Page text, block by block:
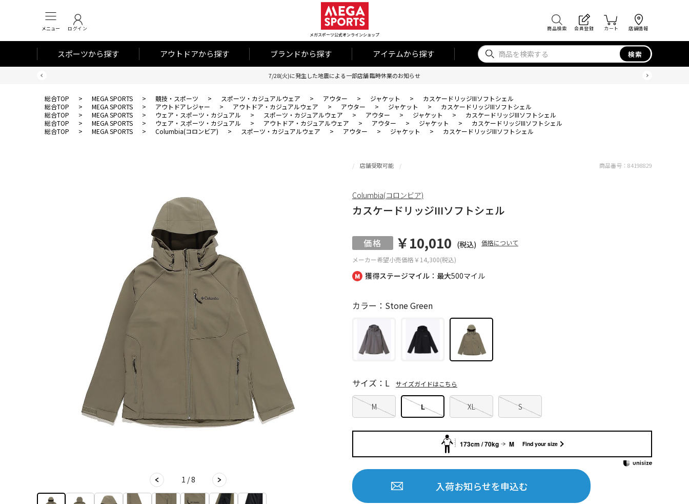
メニュー ログイン
メガスポーツ公式オンラインショップ
商品検索 会員登録 カート 店舗情報
スポーツから探す アウトドアから探す ブランドから探す アイテムから探す 検索
7/28(火)に発生した地震による一部店舗 臨時休業のお知らせ
総合TOP > MEGA SPORTS > 競技・スポーツ > スポーツ・カジュアルウェア > アウター > ジャケット >
カスケードリッジIIIソフトシェル
総合TOP
> MEGA SPORTS > アウトドアレジャー > アウトドア・カジュアルウェア > アウター > ジャケット >
カスケードリッジIIIソフトシェル
総合TOP
> MEGA SPORTS > ウェア・スポーツ・カジュアル > スポーツ・カジュアルウェア > アウター > ジャケット >
カスケードリッジIIIソフトシェル
総合TOP
> MEGA SPORTS > ウェア・スポーツ・カジュアル > アウトドア・カジュアルウェア > アウター > ジャケット >
カスケードリッジIIIソフトシェル
総合TOP
> MEGA SPORTS > Columbia(コロンビア) > スポーツ・カジュアルウェア > アウター > ジャケット > カスケードリッジIIIソフトシェル
1 / 8
獲得ステージマイル：最大500マイル
店舗受取可能
カスケードリッジIIIソフトシェル
メーカー希望小売価格￥14,300(税込)
￥10,010 (税込) 価格について
カラー：Stone Green
M L XL S
サイズ：L サイズガイドはこちら
入荷お知らせを申込む
商品番号： 84198829
Columbia(コロンビア)
173cm / 70kg M Find your size